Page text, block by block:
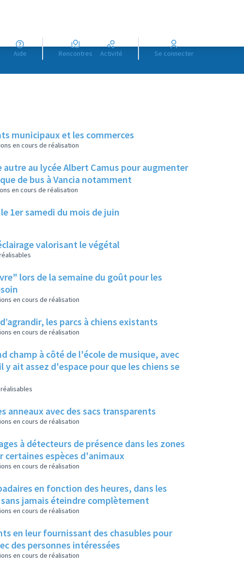
Aide Rencontres Activité Se connecter
municipaux et les commerces
en cours de réalisation
au lycée Albert Camus pour augmenter
de bus à Vancia notamment
en cours de réalisation
1er samedi du mois de juin
valorisant le végétal
lors de la semaine du goût pour les
en cours de réalisation
les parcs à chiens existants
en cours de réalisation
champ à côté de l'école de musique, avec
ait assez d'espace pour que les chiens se
anneaux avec des sacs transparents
en cours de réalisation
à détecteurs de présence dans les zones
certaines espèces d'animaux
en cours de réalisation
en fonction des heures, dans les
jamais éteindre complètement
en cours de réalisation
en leur fournissant des chasubles pour
des personnes intéressées
en cours de réalisation